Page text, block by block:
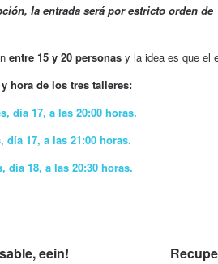
la entrada será por estricto orden de
entre 15 y 20 personas y la idea es que el
hora de los tres talleres:
día 17, a las 20:00 horas.
17, a las 21:00 horas.
día 18, a las 20:30 horas.
eein!